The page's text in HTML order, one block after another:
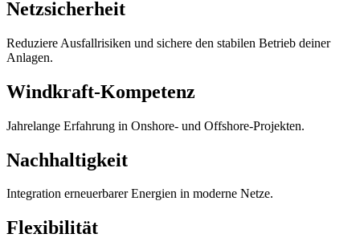
Netzsicherheit
Reduziere Ausfallrisiken und sichere den stabilen Betrieb deiner
Anlagen.
Windkraft-Kompetenz
Jahrelange Erfahrung in Onshore- und Offshore-Projekten.
Nachhaltigkeit
Integration erneuerbarer Energien in moderne Netze.
Flexibilität